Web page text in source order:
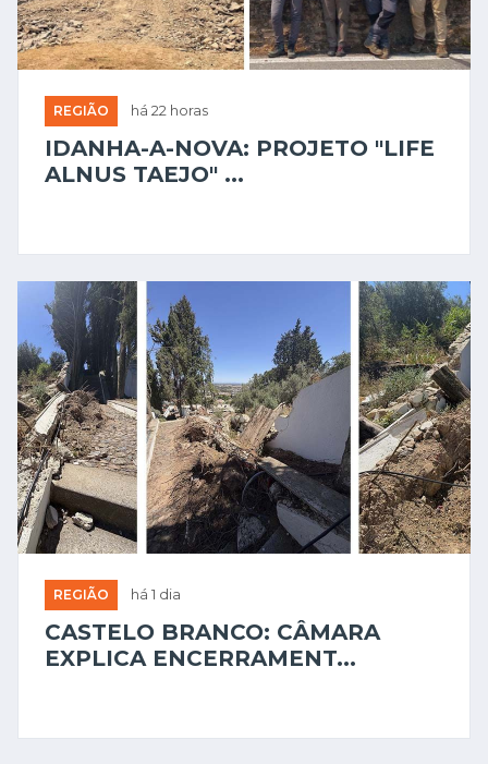
REGIÃO há 22 horas
IDANHA-A-NOVA: PROJETO "LIFE
ALNUS TAEJO" ...
REGIÃO há 1 dia
CASTELO BRANCO: CÂMARA
EXPLICA ENCERRAMENT...